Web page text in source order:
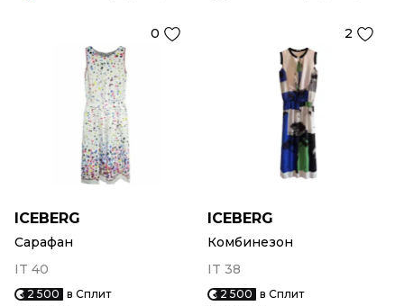
0
ICEBERG
Сарафан
IT 40
2 500 в Сплит
2
ICEBERG
Комбинезон
IT 38
2 500 в Сплит